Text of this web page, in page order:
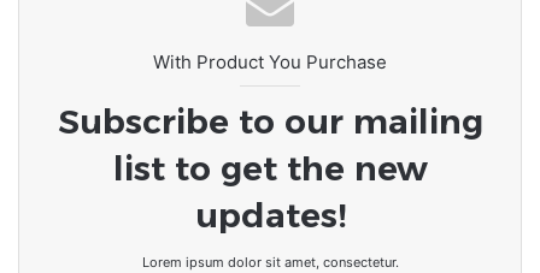
With Product You Purchase
Subscribe to our mailing
list to get the new
updates!
Lorem ipsum dolor sit amet, consectetur.